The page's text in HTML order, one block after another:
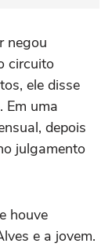
negou
circuito
ele disse
Em uma
depois
julgamento
houve
e a jovem.